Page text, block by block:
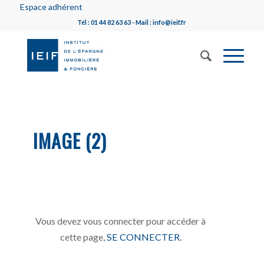
Espace adhérent
Tél : 01 44 82 63 63 - Mail : info@ieif.fr
IMAGE (2)
Vous devez vous connecter pour accéder à
cette page, SE CONNECTER